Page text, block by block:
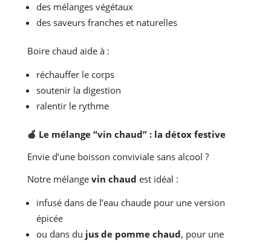
des mélanges végétaux
des saveurs franches et naturelles
Boire chaud aide à :
réchauffer le corps
soutenir la digestion
ralentir le rythme
🍎 Le mélange “vin chaud” : la détox festive
Envie d’une boisson conviviale sans alcool ?
Notre mélange vin chaud est idéal :
infusé dans de l’eau chaude pour une version
épicée
ou dans du jus de pomme chaud, pour une